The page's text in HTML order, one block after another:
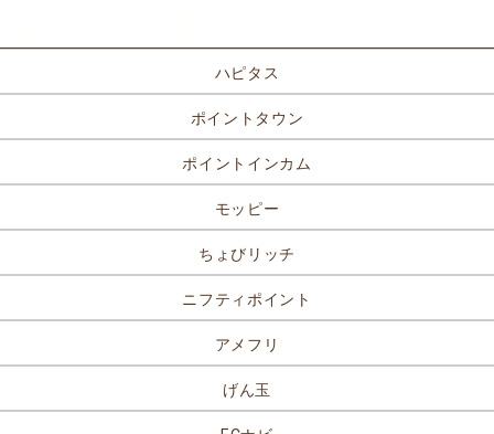
ハピタス
ポイントタウン
ポイントインカム
モッピー
ちょびリッチ
ニフティポイント
アメフリ
げん玉